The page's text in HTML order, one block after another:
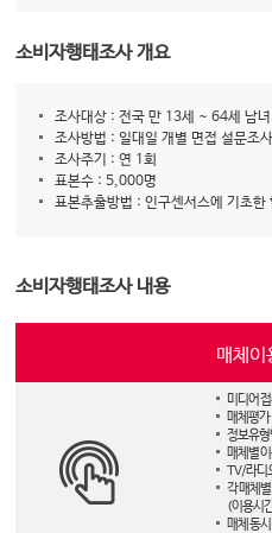
소비자행태조사 개요
조사대상 : 전국 만 13세 ~ 64세 남녀
조사방법 : 일대일 개별 면접 설문조사
조사주기 : 연 1회
표본수 : 5,000명
표본추출방법 : 인구센서스에 기초한
소비자행태조사 내용
매체이
미디어
매체평가
정보유형
매체별
TV/라디
각 매체
(이용시
매체 동